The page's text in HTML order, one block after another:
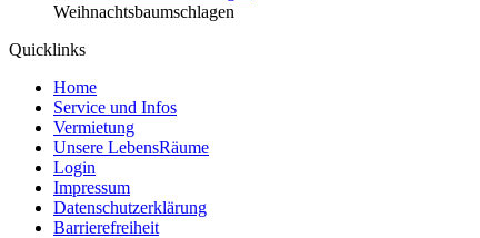
Weihnachtsbaumschlagen
Quicklinks
Home
Service und Infos
Vermietung
Unsere LebensRäume
Login
Impressum
Datenschutzerklärung
Barrierefreiheit